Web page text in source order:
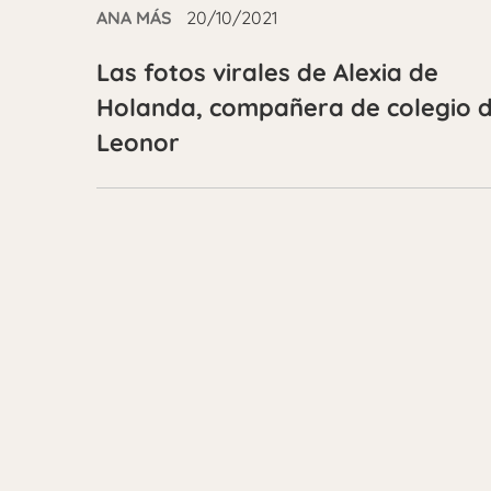
ANA MÁS 20/10/2021
Las fotos virales de Alexia de
Holanda, compañera de colegio
Leonor